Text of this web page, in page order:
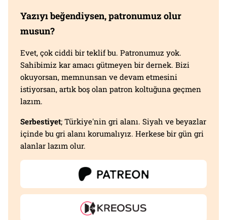
Yazıyı beğendiysen, patronumuz olur
musun?
Evet, çok ciddi bir teklif bu. Patronumuz yok.
Sahibimiz kar amacı gütmeyen bir dernek. Bizi
okuyorsan, memnunsan ve devam etmesini
istiyorsan, artık boş olan patron koltuğuna geçmen
lazım.
Serbestiyet; Türkiye'nin gri alanı. Siyah ve beyazlar
içinde bu gri alanı korumalıyız. Herkese bir gün gri
alanlar lazım olur.